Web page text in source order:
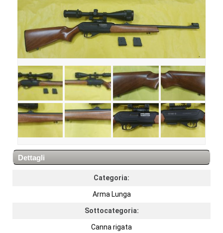
Dettagli
Categoria:
Arma Lunga
Sottocategoria:
Canna rigata